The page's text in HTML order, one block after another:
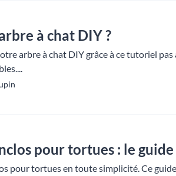
à chat DIY ?
arbre à chat DIY grâce à ce tutoriel
pour tortues : le
pour tortues en toute simplicité. Ce